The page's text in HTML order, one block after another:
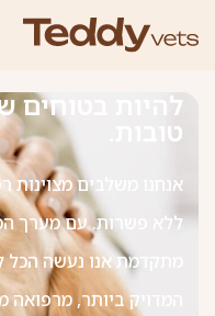
להיות בטוחים
טובות.
אנחנו משלבים מצוינות
ללא פשרות. עם מערך
מתקדמת אנו נעשה
המדויק ביותר, מרפואה